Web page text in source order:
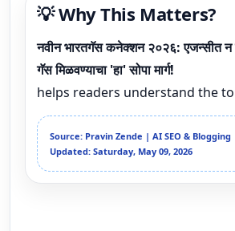
💡 Why This Matters?
नवीन भारतगॅस कनेक्शन २०२६: एजन्सीत न
गॅस मिळवण्याचा 'हा' सोपा मार्ग!
helps readers understand the
Source: Pravin Zende | AI SEO & Blogging
Updated: Saturday, May 09, 2026